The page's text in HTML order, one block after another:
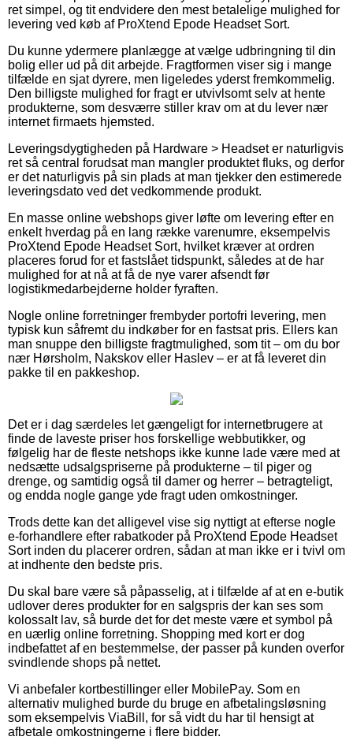
ret simpel, og tit endvidere den mest betalelige mulighed for
levering ved køb af ProXtend Epode Headset Sort.
Du kunne ydermere planlægge at vælge udbringning til din
bolig eller ud på dit arbejde. Fragtformen viser sig i mange
tilfælde en sjat dyrere, men ligeledes yderst fremkommelig.
Den billigste mulighed for fragt er utvivlsomt selv at hente
produkterne, som desværre stiller krav om at du lever nær
internet firmaets hjemsted.
Leveringsdygtigheden på Hardware > Headset er naturligvis
ret så central forudsat man mangler produktet fluks, og derfor
er det naturligvis på sin plads at man tjekker den estimerede
leveringsdato ved det vedkommende produkt.
En masse online webshops giver løfte om levering efter en
enkelt hverdag på en lang række varenumre, eksempelvis
ProXtend Epode Headset Sort, hvilket kræver at ordren
placeres forud for et fastslået tidspunkt, således at de har
mulighed for at nå at få de nye varer afsendt før
logistikmedarbejderne holder fyraften.
Nogle online forretninger frembyder portofri levering, men
typisk kun såfremt du indkøber for en fastsat pris. Ellers kan
man snuppe den billigste fragtmulighed, som tit – om du bor
nær Hørsholm, Nakskov eller Haslev – er at få leveret din
pakke til en pakkeshop.
Det er i dag særdeles let gængeligt for internetbrugere at
finde de laveste priser hos forskellige webbutikker, og
følgelig har de fleste netshops ikke kunne lade være med at
nedsætte udsalgspriserne på produkterne – til piger og
drenge, og samtidig også til damer og herrer – betragteligt,
og endda nogle gange yde fragt uden omkostninger.
Trods dette kan det alligevel vise sig nyttigt at efterse nogle
e-forhandlere efter rabatkoder på ProXtend Epode Headset
Sort inden du placerer ordren, sådan at man ikke er i tvivl om
at indhente den bedste pris.
Du skal bare være så påpasselig, at i tilfælde af at en e-butik
udlover deres produkter for en salgspris der kan ses som
kolossalt lav, så burde det for det meste være et symbol på
en uærlig online forretning. Shopping med kort er dog
indbefattet af en bestemmelse, der passer på kunden overfor
svindlende shops på nettet.
Vi anbefaler kortbestillinger eller MobilePay. Som en
alternativ mulighed burde du bruge en afbetalingsløsning
som eksempelvis ViaBill, for så vidt du har til hensigt at
afbetale omkostningerne i flere bidder.